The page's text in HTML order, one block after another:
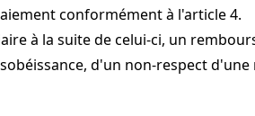
conformément à l'article 4.
à la suite de celui-ci, un
d'un non-respect d'une